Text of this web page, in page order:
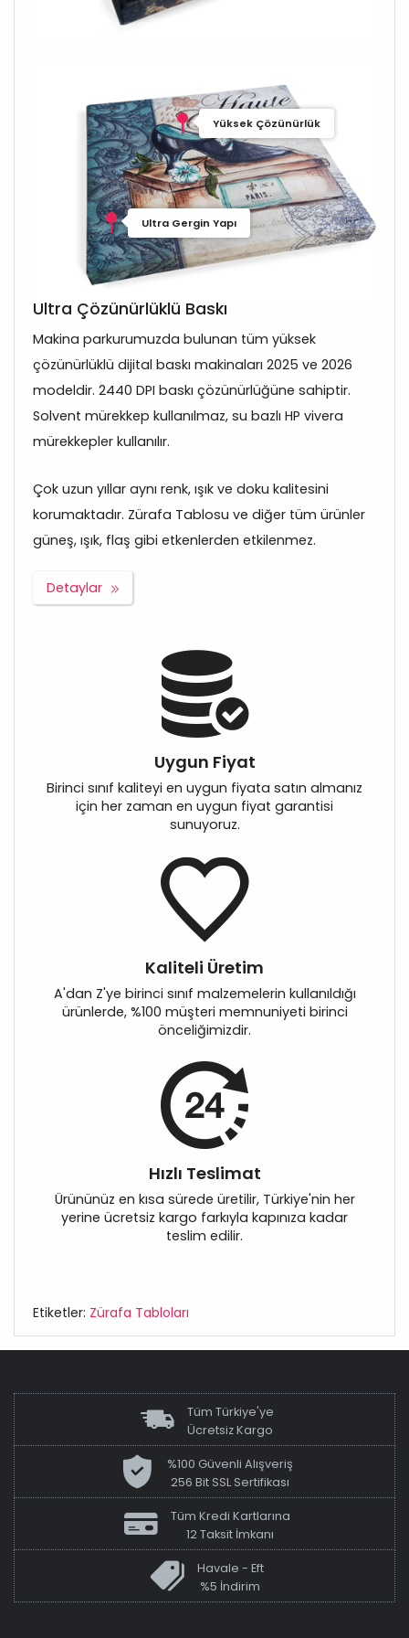
Yüksek Çözünürlük
Ultra Gergin Yapı
Ultra Çözünürlüklü Baskı
Makina parkurumuzda bulunan tüm yüksek
çözünürlüklü dijital baskı makinaları 2025 ve 2026
modeldir. 2440 DPI baskı çözünürlüğüne sahiptir.
Solvent mürekkep kullanılmaz, su bazlı HP vivera
mürekkepler kullanılır.
Çok uzun yıllar aynı renk, ışık ve doku kalitesini
korumaktadır. Zürafa Tablosu ve diğer tüm ürünler
güneş, ışık, flaş gibi etkenlerden etkilenmez.
Detaylar
Uygun Fiyat
Birinci sınıf kaliteyi en uygun fiyata satın almanız
için her zaman en uygun fiyat garantisi
sunuyoruz.
Kaliteli Üretim
A'dan Z'ye birinci sınıf malzemelerin kullanıldığı
ürünlerde, %100 müşteri memnuniyeti birinci
önceliğimizdir.
Hızlı Teslimat
Ürününüz en kısa sürede üretilir, Türkiye'nin her
yerine ücretsiz kargo farkıyla kapınıza kadar
teslim edilir.
Etiketler: Zürafa Tabloları
Tüm Türkiye'ye
Ücretsiz Kargo
%100 Güvenli Alışveriş
256 Bit SSL Sertifikası
Tüm Kredi Kartlarına
12 Taksit İmkanı
Havale - Eft
%5 İndirim